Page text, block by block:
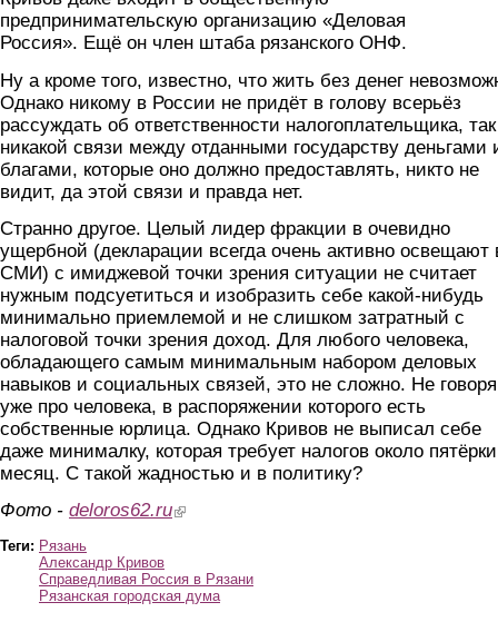
предпринимательскую организацию «Деловая
Россия». Ещё он член штаба рязанского ОНФ.
Ну а кроме того, известно, что жить без денег
Однако никому в России не придёт в голову всерьёз
рассуждать об ответственности налогоплательщика, так
никакой связи между отданными государству деньгами
благами, которые оно должно предоставлять, никто не
видит, да этой связи и правда нет.
Странно другое. Целый лидер фракции в очевидно
ущербной (декларации всегда очень активно освещают
СМИ) с имиджевой точки зрения ситуации не считает
нужным подсуетиться и изобразить себе какой-нибудь
минимально приемлемой и не слишком затратный с
налоговой точки зрения доход. Для любого человека,
обладающего самым минимальным набором деловых
навыков и социальных связей, это не сложно. Не говоря
уже про человека, в распоряжении которого есть
собственные юрлица. Однако Кривов не выписал себе
даже минималку, которая требует налогов около
месяц. С такой жадностью и в политику?
Фото - deloros62.ru(link is external)
Теги: Рязань
Александр Кривов
Справедливая Россия в Рязани
Рязанская городская дума